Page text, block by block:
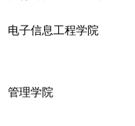
电子信息工程学院
管理学院